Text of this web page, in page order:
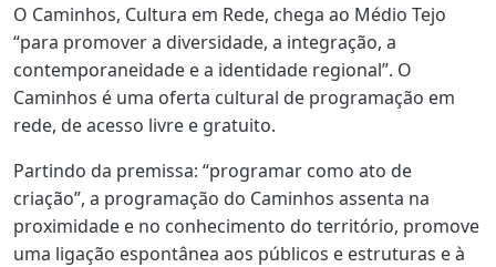
O Caminhos, Cultura em Rede, chega ao Médio Tejo
“para promover a diversidade, a integração, a
contemporaneidade e a identidade regional”. O
Caminhos é uma oferta cultural de programação em
rede, de acesso livre e gratuito.
Partindo da premissa: “programar como ato de
criação”, a programação do Caminhos assenta na
proximidade e no conhecimento do território, promove
uma ligação espontânea aos públicos e estruturas e à